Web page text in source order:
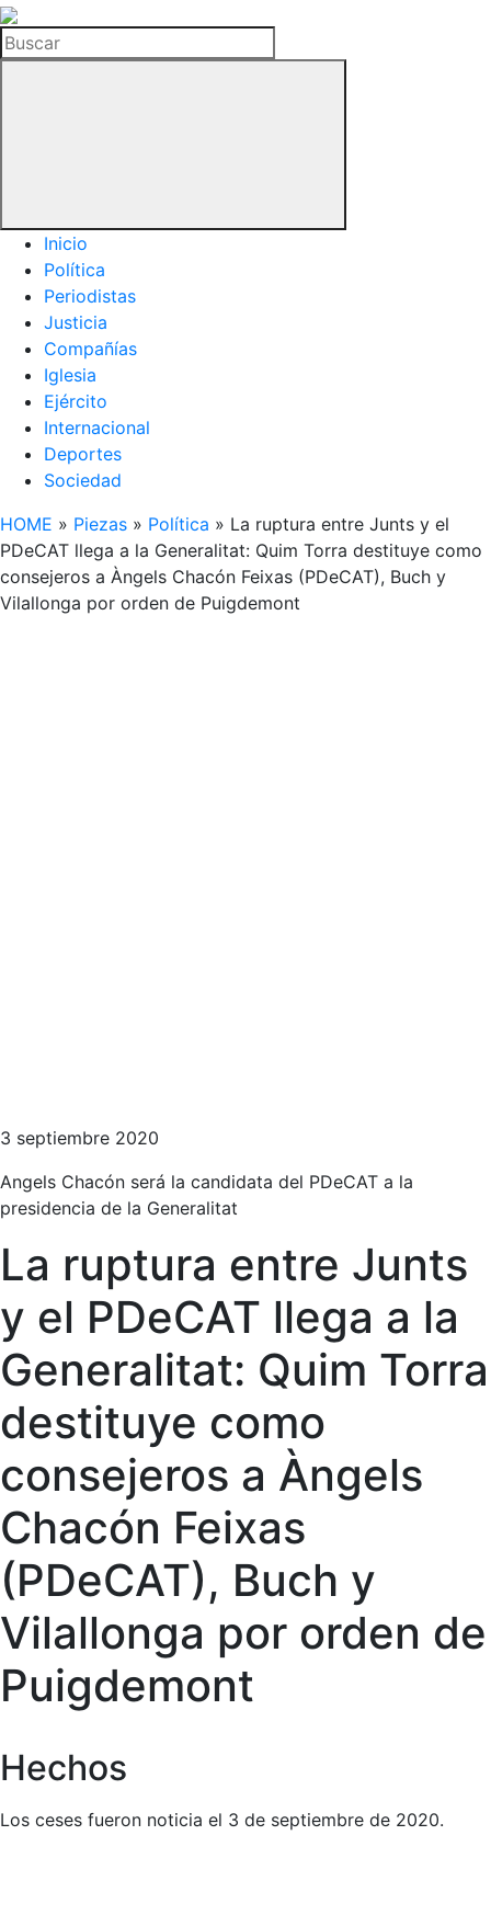
La
Hemeroteca
del
Buscar
Inicio
Política
Periodistas
Justicia
Compañías
Iglesia
Ejército
Internacional
Deportes
Sociedad
HOME » Piezas » Política » La ruptura entre Junts y el
PDeCAT llega a la Generalitat: Quim Torra destituye como
consejeros a Àngels Chacón Feixas (PDeCAT), Buch y
Vilallonga por orden de Puigdemont
3 septiembre 2020
Angels Chacón será la candidata del PDeCAT a la
presidencia de la Generalitat
La ruptura entre Junts
y el PDeCAT llega a la
Generalitat: Quim Torra
destituye como
consejeros a Àngels
Chacón Feixas
(PDeCAT), Buch y
Vilallonga por orden de
Puigdemont
Hechos
Los ceses fueron noticia el 3 de septiembre de 2020.